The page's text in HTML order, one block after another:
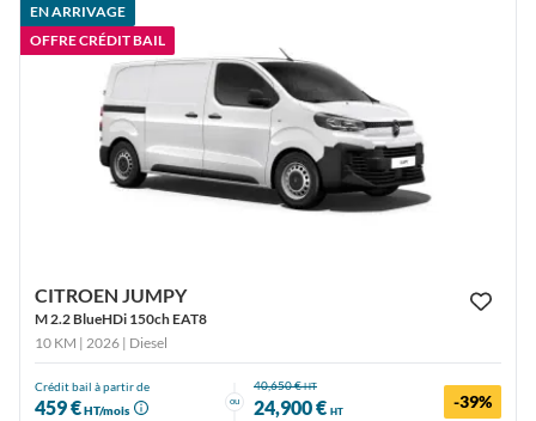
EN ARRIVAGE
OFFRE CRÉDIT BAIL
CITROEN JUMPY
M 2.2 BlueHDi 150ch EAT8
10 KM | 2026 | Diesel
Crédit bail à partir de
459 €HT/mois
ou
40,650 €HT
24,900 € HT -39%